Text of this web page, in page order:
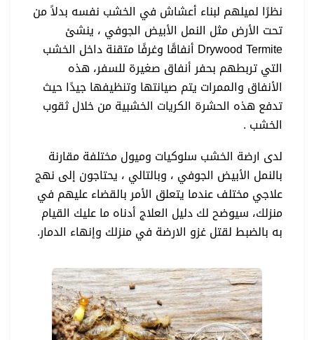
نظرًا لميلهم لبناء أعشاش في الخشب نفسه بدلاً من
تحت الأرض مثل النمل الأبيض الجوفي ، ينشئ
Drywood Termite أنفاقًا وغرفًا متقنة داخل الخشب
التي تربطهم بحفر أنفاق صغيرة للسفر، هذه
الأنفاق والممرات يتم صيانتها وتنظيفها جيدًا حيث
تدفع هذه الحشرة الكريات الخشبية من خلال ثقوب
الخشب .
لدى ارضة الخشب سلوكيات وميول مختلفة مقارنة
بالنمل الأبيض الجوفي ، وبالتالي ، يحتاجون إلى نهج
علاجي مختلف عندما يتعلق الأمر بالقضاء عليهم في
منزلك، سيوضح لك دليل العلاج أدناه ما عليك القيام
به بالضبط لقتل غزو الارضة في منزلك وإنهاء الدمار.